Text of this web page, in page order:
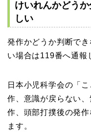
けいれんかどう
しい
発作かどうか判断で
い場合は119番へ通報
日本小児科学会の「
作、意識が戻らない
作、頭部打撲後の発
ます。